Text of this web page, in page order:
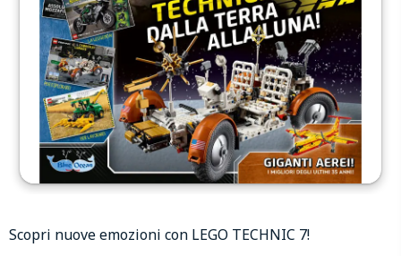
Scopri nuove emozioni con LEGO TECHNIC 7!